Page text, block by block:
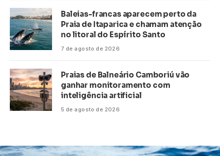
Baleias-francas aparecem perto da
Praia de Itaparica e chamam atenção
no litoral do Espírito Santo
7 de agosto de 2026
Praias de Balneário Camboriú vão
ganhar monitoramento com
inteligência artificial
5 de agosto de 2026